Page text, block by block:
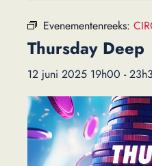
Evenementenreeks:
Thursday Deep
12 juni 2025 19h00 -